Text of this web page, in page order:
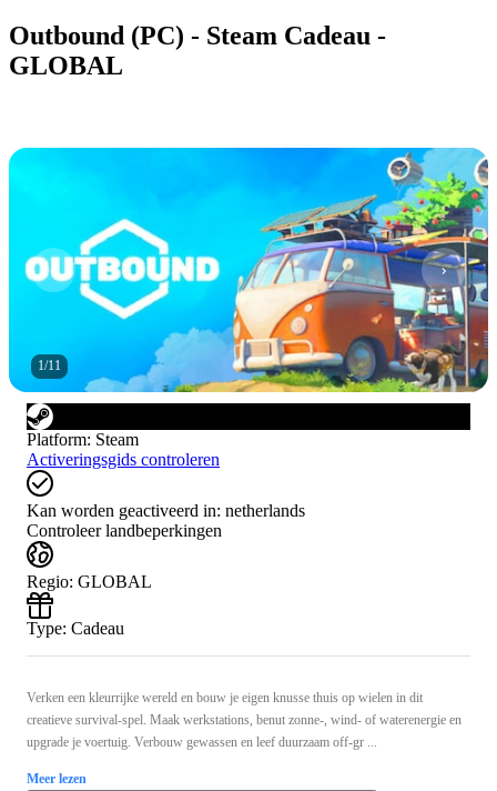
Outbound (PC) - Steam Cadeau -
GLOBAL
1/11
Platform: Steam
Activeringsgids controleren
Kan worden geactiveerd in: netherlands
Controleer landbeperkingen
Regio: GLOBAL
Type: Cadeau
Verken een kleurrijke wereld en bouw je eigen knusse thuis op wielen in dit
creatieve survival-spel. Maak werkstations, benut zonne-, wind- of waterenergie en
upgrade je voertuig. Verbouw gewassen en leef duurzaam off-gr ...
Meer lezen